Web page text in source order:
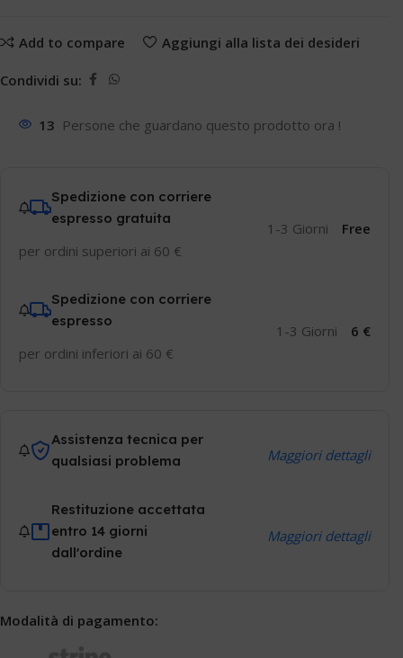
Add to compare Aggiungi alla lista dei desideri
Condividi su:
13 Persone che guardano questo prodotto ora !
Spedizione con corriere
espresso gratuita
per ordini superiori ai 60 €
1-3 Giorni Free
Spedizione con corriere
espresso
per ordini inferiori ai 60 €
1-3 Giorni 6 €
Assistenza tecnica per
qualsiasi problema
Maggiori dettagli
Restituzione accettata
entro 14 giorni
dall'ordine
Maggiori dettagli
Modalità di pagamento: